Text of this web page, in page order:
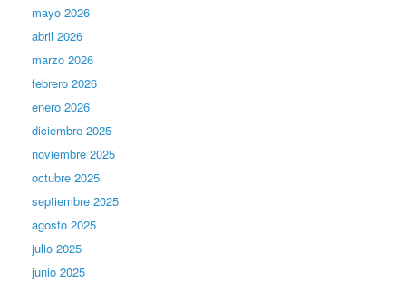
mayo 2026
abril 2026
marzo 2026
febrero 2026
enero 2026
diciembre 2025
noviembre 2025
octubre 2025
septiembre 2025
agosto 2025
julio 2025
junio 2025